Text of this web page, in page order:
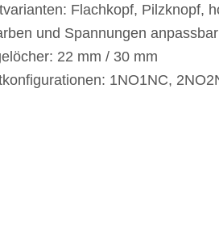
Flachkopf, Pilzknopf,
und Spannungen anpassbar
22 mm / 30 mm
1NO1NC,